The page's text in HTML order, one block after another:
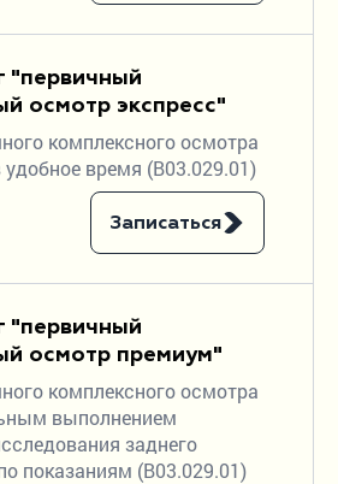
"первичный
осмотр экспресс"
комплексного осмотра
удобное время (В03.029.01)
Записаться
"первичный
осмотр премиум"
комплексного осмотра
выполнением
заднего
показаниям (В03.029.01)